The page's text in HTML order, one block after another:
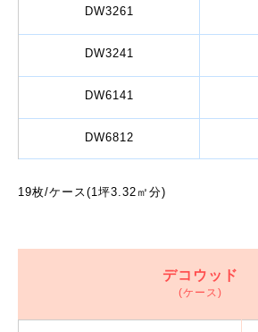
DW3261
DW3241
DW6141
DW6812
19枚/ケース(1坪3.32㎡分)
デコウッド
(ケース)